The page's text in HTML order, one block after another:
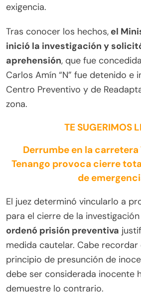
exigencia.
Tras conocer los hechos, el
inició la investigación y
aprehensión, que fue
Carlos Amín “N” fue detenido e
Centro Preventivo y de
zona.
TE SUGERIMOS
Derrumbe en la
Tenango provoca cierre
de
El juez determinó vincularlo a
para el cierre de la
ordenó prisión preventiva
medida cautelar. Cabe
principio de presunción de
debe ser considerada inocente
demuestre lo contrario.